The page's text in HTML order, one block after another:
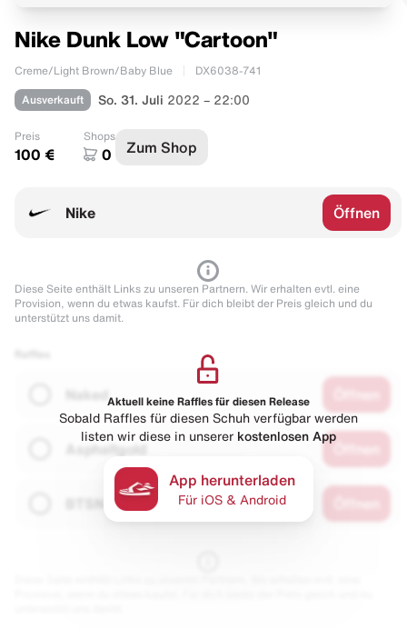
Nike Dunk Low "Cartoon"
Creme/Light Brown/Baby Blue DX6038-741
Ausverkauft So. 31. Juli 2022 – 22:00
Preis
100 €
Shops
0 Zum Shop
Nike Öffnen
Diese Seite enthält Links zu unseren Partnern. Wir erhalten evtl. eine
Provision, wenn du etwas kaufst. Für dich bleibt der Preis gleich und du
unterstützt uns damit.
Naked
Asphaltgold
Aktuell keine Raffles für diesen Release
Sobald Raffles für diesen Schuh verfügbar werden
listen wir diese in unserer kostenlosen App
App herunterladen
Für iOS & Android